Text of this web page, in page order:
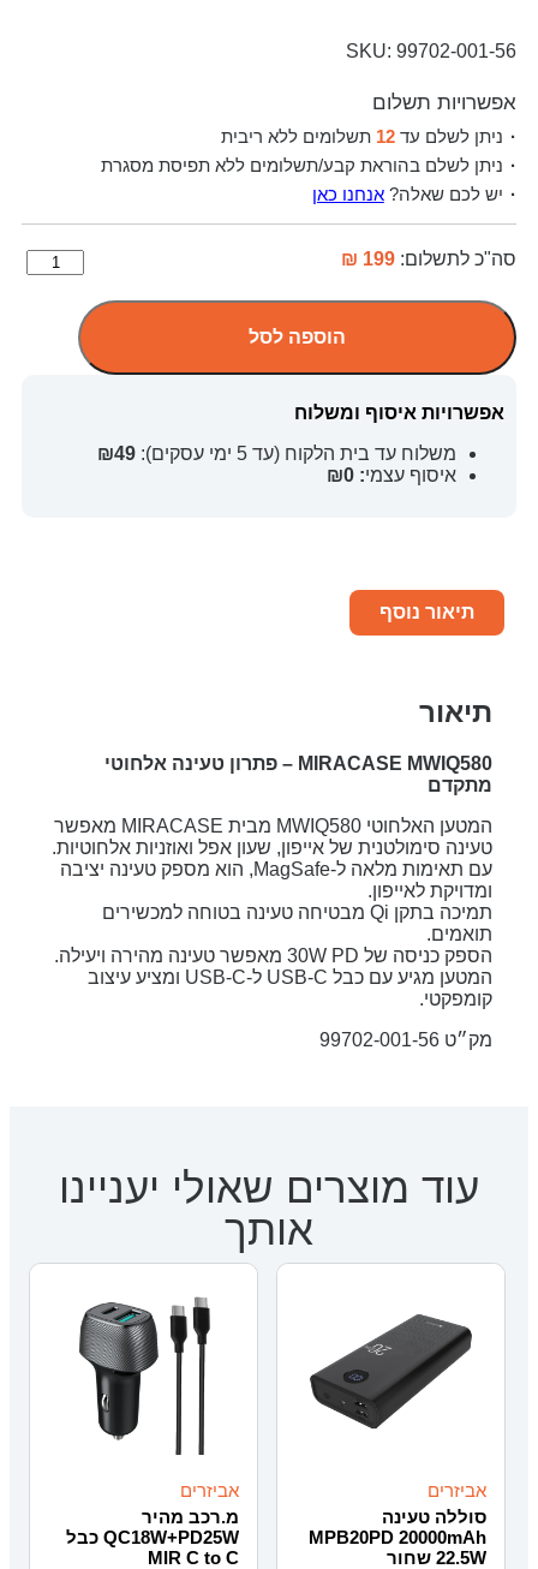
SKU: 99702-001-56
אפשרויות תשלום
ניתן לשלם עד12 תשלומים ללא ריבית
ניתן לשלם בהוראת קבע/תשלומים ללא תפיסת מסגרת
יש לכם שאלה?אנחנו כאן
סה"כ לתשלום: 199 ₪
הוספה לסל
אפשרויות איסוף ומשלוח
משלוח עד בית הלקוח (עד 5 ימי עסקים):
איסוף עצמי: ₪0
תיאור נוסף
תיאור
MIRACASE MWIQ580 – פתרון טעינה אלחוטי
מתקדם​
המטען האלחוטי MWIQ580 מבית MIRACASE מאפשר
טעינה סימולטנית של אייפון, שעון אפל ואוזניות אלחוטיות.
עם תאימות מלאה ל-MagSafe, הוא מספק טעינה יציבה
ומדויקת לאייפון.
תמיכה בתקן Qi מבטיחה טעינה בטוחה למכשירים
תואמים.
הספק כניסה של 30W PD מאפשר טעינה מהירה ויעילה.
המטען מגיע עם כבל USB-C ל-USB-C ומציע עיצוב
קומפקטי.
מק״ט 99702-001-56
עוד מוצרים שאולי יעניינו
אותך
אביזרים
סוללה טעינה
MPB20PD 20000mAh
22.5W שחור
אביזרים
מ.רכב מהיר
QC18W+PD25W כבל
MIR C to C